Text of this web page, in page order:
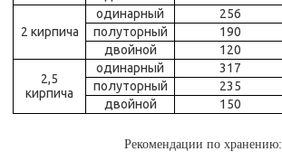
2 кирпича
одинарный 256
полуторный
190
двойной
120
2,5
кирпича
одинарный 317
полуторный
235
двойной
150
Рекомендации по хранению: